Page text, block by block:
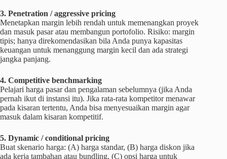
3. Penetration / aggressive pricing
Menetapkan margin lebih rendah untuk memenangkan proyek
dan masuk pasar atau membangun portofolio. Risiko: margin
tipis; hanya direkomendasikan bila Anda punya kapasitas
keuangan untuk menanggung margin kecil dan ada strategi
jangka panjang.
4. Competitive benchmarking
Pelajari harga pasar dan pengalaman sebelumnya (jika Anda
pernah ikut di instansi itu). Jika rata-rata kompetitor menawar
pada kisaran tertentu, Anda bisa menyesuaikan margin agar
masuk dalam kisaran kompetitif.
5. Dynamic / conditional pricing
Buat skenario harga: (A) harga standar, (B) harga diskon jika
ada kerja tambahan atau bundling, (C) opsi harga untuk